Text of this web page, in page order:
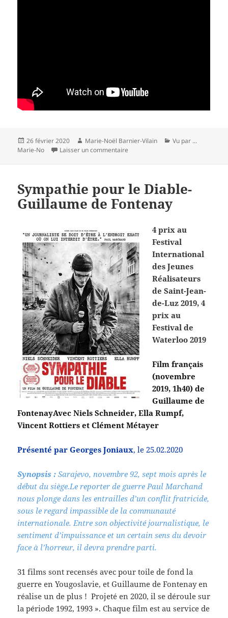
Publié
le
26 février 2020 Auteur
Marie-Noël Barnier-Vilain Catégories
Vu par ...
Marie-No
Laisser un commentaire
Sympathie pour le Diable-
Guillaume de Fontenay
4 prix au
Festival
International
des Jeunes
Réalisateurs
de Saint-Jean-
de-Luz 2019, 4
prix au
Festival de
Waterloo 2019
Film français
(novembre
2019, 1h40) de
Guillaume de
FontenayAvec Niels Schneider, Ella Rumpf,
Vincent Rottiers et Clément Métayer
Présenté par Georges Joniaux, le 25.02.2020
Synopsis :Sarajevo, novembre 92, sept mois après le
début du siège.Le reporter de guerre Paul Marchand
nous plonge dans les entrailles d’un conflit fratricide,
sous le regard impassible de la communauté
internationale. Entre son objectivité journalistique, le
sentiment d’impuissance et un certain sens du devoir
face à l’horreur, il devra prendre parti.
31 films sont recensés avec pour toile de fond la
guerre en Yougoslavie, et Guillaume de Fontenay en
réalise un de plus ! Projeté en 2020, il se déroule sur
la période 1992, 1993 ». Chaque film est au service de